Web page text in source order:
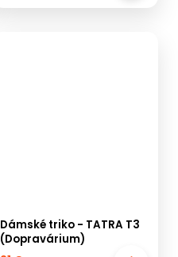
Dámské triko - TATRA T3
(Dopravárium)